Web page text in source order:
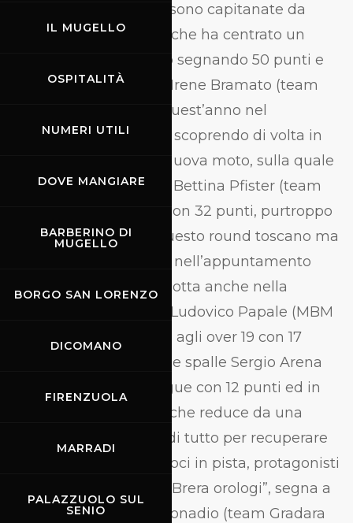
IL MUGELLO
OSPITALITÀ
NUMERI UTILI
DOVE MANGIARE
BARBERINO DI
MUGELLO
BORGO SAN LORENZO
DICOMANO
FIRENZUOLA
MARRADI
PALAZZUOLO SUL
SENIO
della Yamaha R3 cup, sono capitanate da
Anastassia Kovalenko che ha centrato un
doppio podio a Misano segnando 50 punti e
prende le distanze da Irene Bramato (team
MMR), che esordisce quest’anno nel
motociclismo velocità, scoprendo di volta in
volta i circuiti ed una nuova moto, sulla quale
la vediamo a suo agio. Bettina Pfister (team
Mora) chiude il podio con 32 punti, purtroppo
non sarà presente a questo round toscano ma
la rivedremo in azione nell’appuntamento
finale del trofeo. Bella lotta anche nella
classifica Senior, dove Ludovico Papale (MBM
racing) impera in vetta agli over 19 con 17
punti, in carena alle sue spalle Sergio Arena
(VR3 racing) che lo segue con 12 punti ed in
rincorsa Alex Calgàro, che reduce da una
caduta a Misano, farà di tutto per recuperare
punti preziosi. I più veloci in pista, protagonisti
del contest “Best lap – Brera orologi”, segna a
parimerito Giacomo Donadio (team Gradara